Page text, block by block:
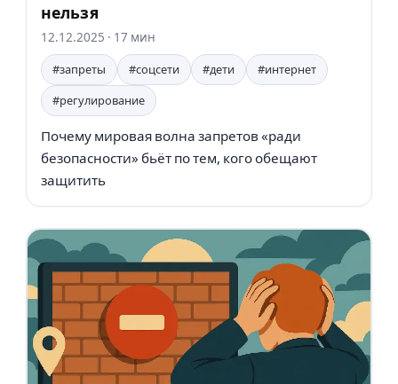
нельзя
12.12.2025 · 17 мин
#запреты
#соцсети #дети
#интернет
#регулирование
Почему мировая волна запретов «ради
безопасности» бьёт по тем, кого обещают
защитить